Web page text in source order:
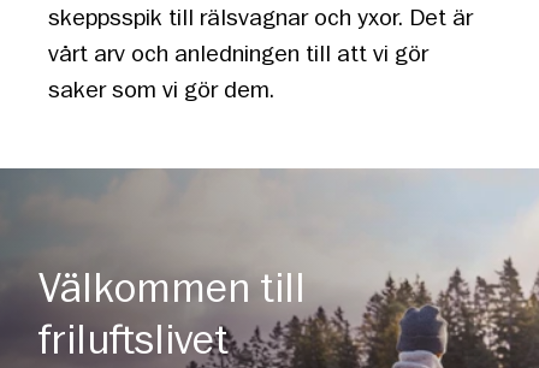
skeppsspik till rälsvagnar och yxor. Det är
vårt arv och anledningen till att vi gör
saker som vi gör dem.
Välkommen till
friluftslivet